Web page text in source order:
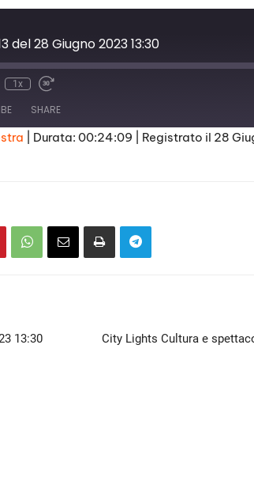
del 28 Giugno 2023 13:30
1x
SHARE
Durata: 00:24:09 Registrato il 28
13:30
City Lights Cultura e